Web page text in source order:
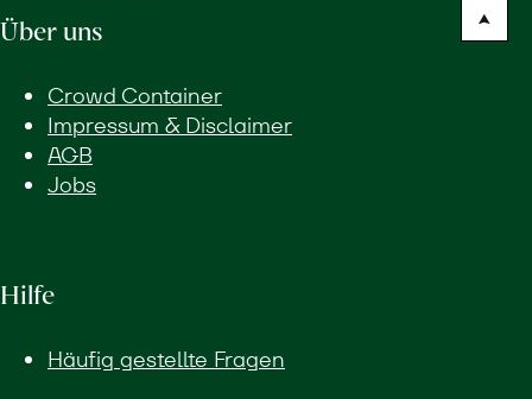
Über uns
Crowd Container
Impressum & Disclaimer
AGB
Jobs
Hilfe
Häufig gestellte Fragen